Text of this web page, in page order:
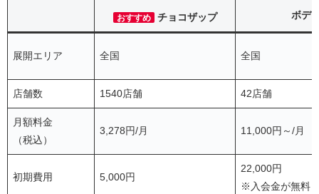
おすすめ チョコザップ ボデ
展開エリア 全国 全国
店舗数 1540店舗 42店舗
月額料金
（税込）
3,278円/月 11,000円～/月
初期費用 5,000円
22,000円
※入会金が無料